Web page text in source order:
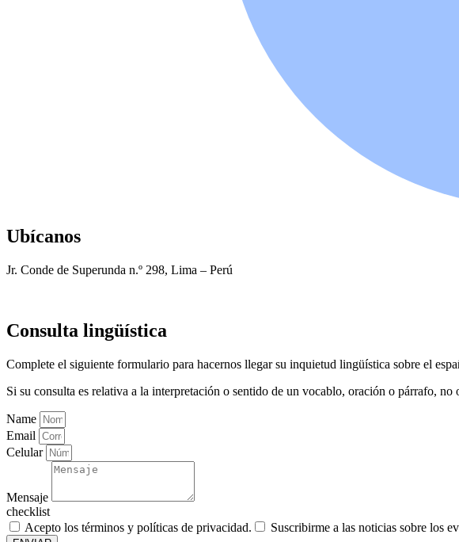
Ubícanos
Jr. Conde de Superunda n.º 298, Lima – Perú
Consulta lingüística
Complete el siguiente formulario para hacernos llegar su inquietud lingüística sobre el
Si su consulta es relativa a la interpretación o sentido de un vocablo, oración o párrafo,
Name
Email
Celular
Mensaje
checklist
Acepto los términos y políticas de privacidad.
Suscribirme a las noticias sobre los